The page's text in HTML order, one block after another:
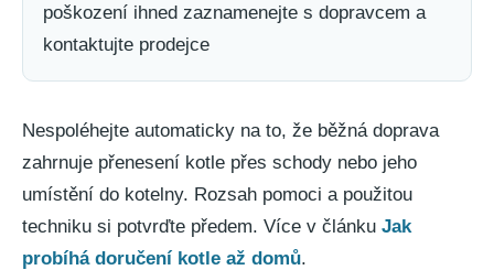
poškození ihned zaznamenejte s dopravcem a
kontaktujte prodejce
Nespoléhejte automaticky na to, že běžná doprava
zahrnuje přenesení kotle přes schody nebo jeho
umístění do kotelny. Rozsah pomoci a použitou
techniku si potvrďte předem. Více v článku Jak
probíhá doručení kotle až domů.